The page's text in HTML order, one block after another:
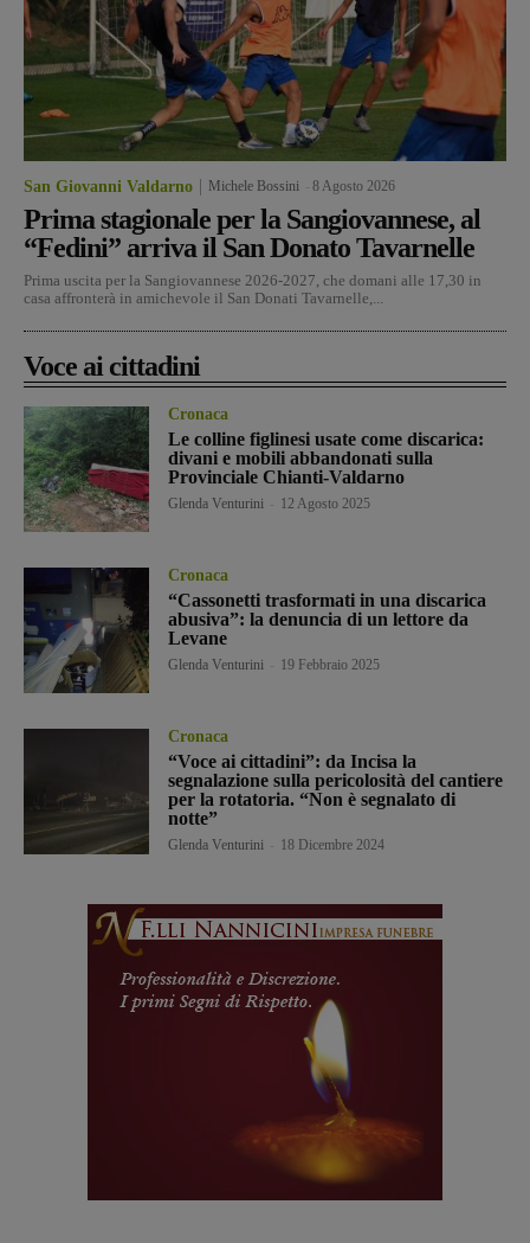
San Giovanni Valdarno Michele Bossini 8 Agosto 2026
Prima stagionale per la Sangiovannese, al
“Fedini” arriva il San Donato Tavarnelle
Prima uscita per la Sangiovannese 2026-2027, che domani alle 17,30 in
casa affronterà in amichevole il San Donati Tavarnelle,...
Voce ai cittadini
Cronaca
Le colline figlinesi usate come discarica:
divani e mobili abbandonati sulla
Provinciale Chianti-Valdarno
Glenda Venturini 12 Agosto 2025
Cronaca
“Cassonetti trasformati in una discarica
abusiva”: la denuncia di un lettore da
Levane
Glenda Venturini 19 Febbraio 2025
Cronaca
“Voce ai cittadini”: da Incisa la
segnalazione sulla pericolosità del cantiere
per la rotatoria. “Non è segnalato di
notte”
Glenda Venturini 18 Dicembre 2024